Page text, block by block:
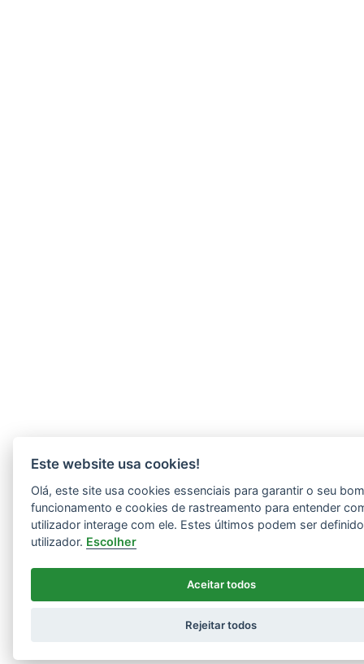
Este website usa cookies!
Olá, este site usa cookies essenciais para garantir o seu
funcionamento e cookies de rastreamento para entender
utilizador interage com ele. Estes últimos podem ser
utilizador. Escolher
Aceitar todos
Rejeitar todos